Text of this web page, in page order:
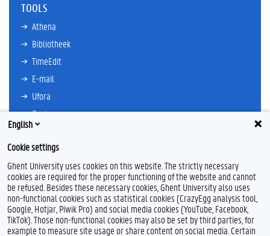
TOOLS
Athena
Bibliotheek
TimeEdit
E-mail
Ufora
Oasis
Research Explorer
F
a
c
T
w
i
English
Cookie settings
Ghent University uses cookies on this website. The strictly necessary
cookies are required for the proper functioning of the website and cannot
be refused. Besides these necessary cookies, Ghent University also uses
non-functional cookies such as statistical cookies (CrazyEgg analysis tool,
Google, Hotjar, Piwik Pro) and social media cookies (YouTube, Facebook,
TikTok). Those non-functional cookies may also be set by third parties, for
example to measure site usage or share content on social media. Certain